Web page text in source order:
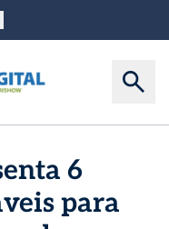
6
para